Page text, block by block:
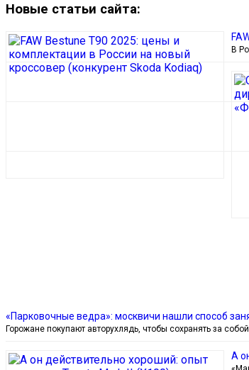
Новые статьи сайта:
В
«Парковочные ведра»: москвичи нашли способ
Горожане покупают авторухлядь, чтобы сохранять за
А